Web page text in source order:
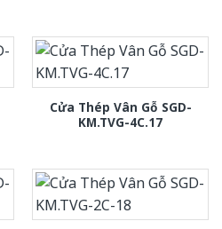
Cửa Thép Vân Gỗ SGD-
KM.TVG-4C.17